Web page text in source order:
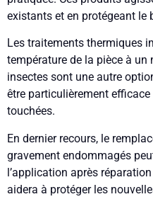
existants et en protégeant le
Les traitements thermiques
température de la pièce à
insectes sont une autre
être particulièrement
touchées.
En dernier recours, le
gravement endommagés
l’application après
aidera à protéger les